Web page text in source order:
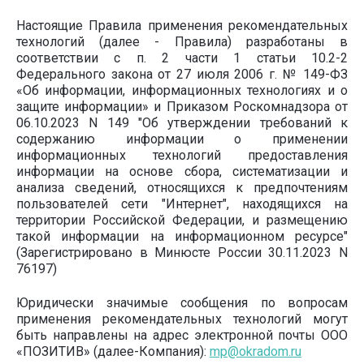
Настоящие Правила применения рекомендательных
технологий (далее - Правила) разработаны в
соответствии с п. 2 части 1 статьи 10.2-2
Федерального закона от 27 июля 2006 г. № 149-ФЗ
«Об информации, информационных технологиях и о
защите информации» и Приказом Роскомнадзора от
06.10.2023 N 149 "Об утверждении требований к
содержанию информации о применении
информационных технологий предоставления
информации на основе сбора, систематизации и
анализа сведений, относящихся к предпочтениям
пользователей сети "Интернет", находящихся на
территории Российской Федерации, и размещению
такой информации на информационном ресурсе"
(Зарегистрировано в Минюсте России 30.11.2023 N
76197)
Юридически значимые сообщения по вопросам
применения рекомендательных технологий могут
быть направлены на адрес электронной почты ООО
«ПОЗИТИВ» (далее-Компания): mp@okradom.ru